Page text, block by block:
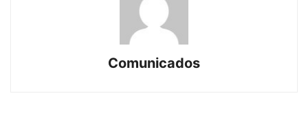
Comunicados